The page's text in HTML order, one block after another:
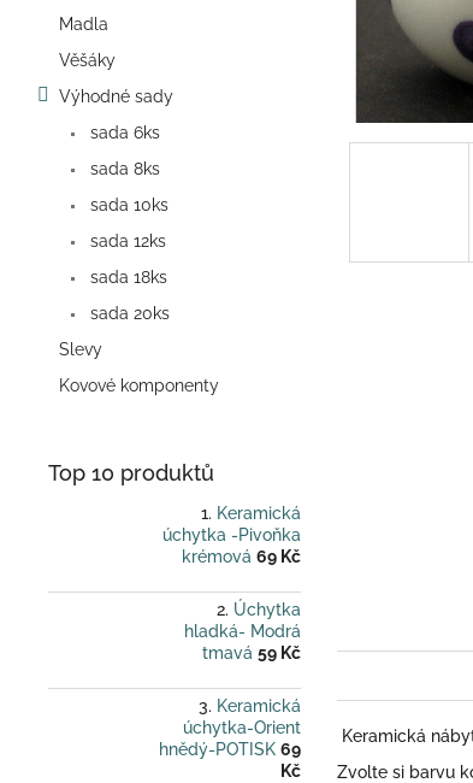
Madla
Věšáky
Výhodné sady
sada 6ks
sada 8ks
sada 10ks
sada 12ks
sada 18ks
sada 20ks
Slevy
Kovové komponenty
Top 10 produktů
Keramická
úchytka -Pivoňka
krémová 69 Kč
Úchytka
hladká- Modrá
tmavá 59 Kč
Keramická
úchytka-Orient
hnědý-POTISK 69
Kč
Keramická
Zvolte si barvu